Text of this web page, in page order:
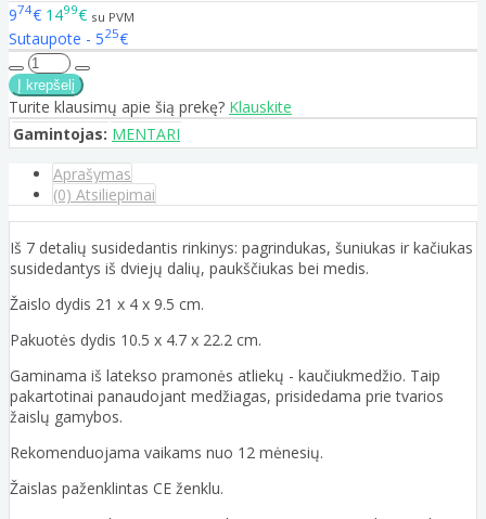
974€ 1499€ su PVM
Sutaupote - 525€
Turite klausimų apie šią prekę? Klauskite
Gamintojas: MENTARI
Aprašymas
(0) Atsiliepimai
Iš 7 detalių susidedantis rinkinys: pagrindukas, šuniukas ir kačiukas
susidedantys iš dviejų dalių, paukščiukas bei medis.
Žaislo dydis 21 x 4 x 9.5 cm.
Pakuotės dydis 10.5 x 4.7 x 22.2 cm.
Gaminama iš latekso pramonės atliekų - kaučiukmedžio. Taip
pakartotinai panaudojant medžiagas, prisidedama prie tvarios
žaislų gamybos.
Rekomenduojama vaikams nuo 12 mėnesių.
Žaislas paženklintas CE ženklu.